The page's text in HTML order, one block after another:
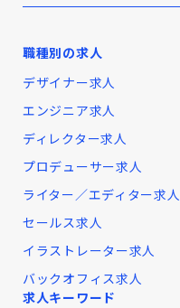
職種別の求人
デザイナー求人
エンジニア求人
ディレクター求人
プロデューサー求人
ライター／エディター求人
セールス求人
イラストレーター求人
バックオフィス求人
求人キーワード